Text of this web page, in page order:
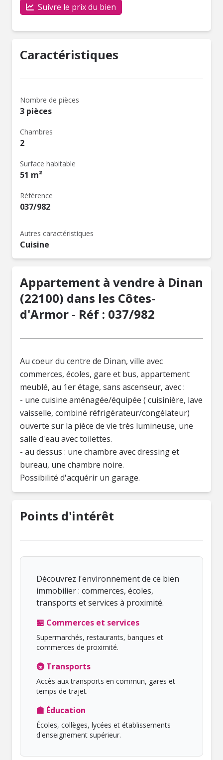
Suivre le prix du bien
Caractéristiques
Nombre de pièces
3 pièces
Chambres
2
Surface habitable
51 m²
Référence
037/982
Autres caractéristiques
Cuisine
Appartement à vendre à Dinan
(22100) dans les Côtes-
d'Armor - Réf : 037/982
Au coeur du centre de Dinan, ville avec
commerces, écoles, gare et bus, appartement
meublé, au 1er étage, sans ascenseur, avec :
- une cuisine aménagée/équipée ( cuisinière, lave
vaisselle, combiné réfrigérateur/congélateur)
ouverte sur la pièce de vie très lumineuse, une
salle d'eau avec toilettes.
- au dessus : une chambre avec dressing et
bureau, une chambre noire.
Possibilité d'acquérir un garage.
Points d'intérêt
Découvrez l'environnement de ce bien
immobilier : commerces, écoles,
transports et services à proximité.
🏪 Commerces et services
Supermarchés, restaurants, banques et
commerces de proximité.
🚇 Transports
Accès aux transports en commun, gares et
temps de trajet.
🏫 Éducation
Écoles, collèges, lycées et établissements
d'enseignement supérieur.